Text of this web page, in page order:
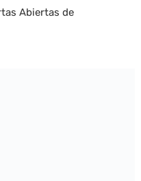
Abiertas de